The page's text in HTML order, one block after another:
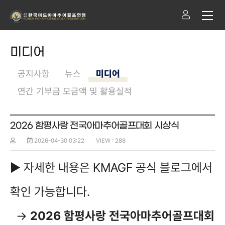
미디어
공지사항 뉴스
미디어
연간 기부금 모금액 및 활용실적
2026 함평사랑 전국아마추어골프대회 시상식
2026-04-30 03:22 VIEW : 288
▶ 자세한 내용은 KMAGF 공식 블로그에서
확인 가능합니다.
→ 2026 함평사랑 전국아마추어골프대회